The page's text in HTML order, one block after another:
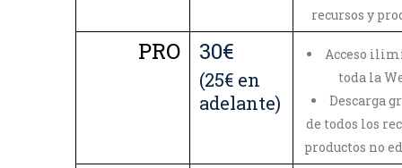
recursos y
PRO 30€
(25€ en
adelante)
Acceso
toda la
Descarga
de todos los
productos no